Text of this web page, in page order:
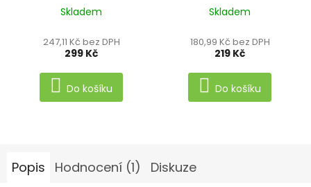
Skladem
247,11 Kč bez DPH
299 Kč
Do košíku
Průměrné
produktu
Skladem
180,99 Kč bez DPH
219 Kč
Do košíku
Popis Hodnocení (1) Diskuze